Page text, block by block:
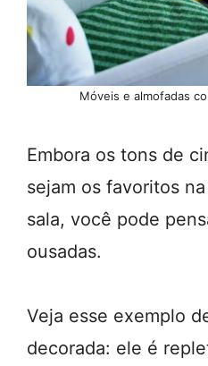
Móveis e almofadas
Embora os tons de
sejam os favoritos
sala, você pode
ousadas.
Veja esse exemplo
decorada: ele é